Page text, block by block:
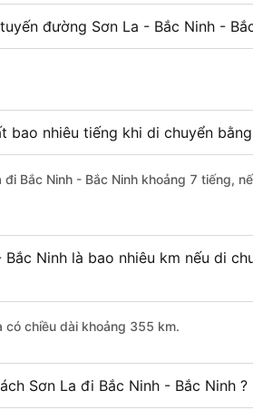
đường Sơn La - Bắc Ninh -
bao nhiêu tiếng khi di chuyển
Bắc Ninh - Bắc Ninh khoảng 7 tiếng,
Ninh là bao nhiêu km nếu di
có chiều dài khoảng 355 km.
Sơn La đi Bắc Ninh - Bắc Ninh ?